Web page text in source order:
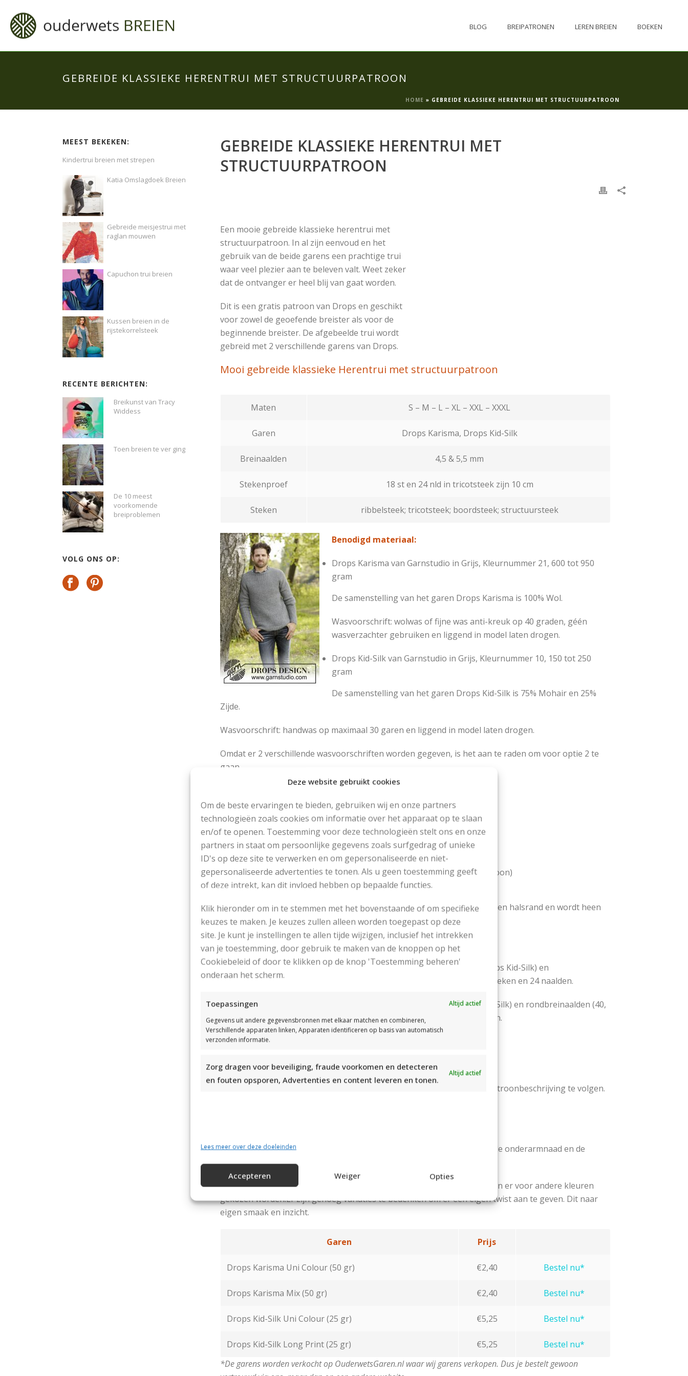
Deze website gebruikt cookies
Om de beste ervaringen te bieden, gebruiken wij en onze partners
technologieën zoals cookies om informatie over het apparaat op te slaan
en/of te openen. Toestemming voor deze technologieën stelt ons en onze
partners in staat om persoonlijke gegevens zoals surfgedrag of unieke
ID's op deze site te verwerken en om gepersonaliseerde en niet-
gepersonaliseerde advertenties te tonen. Als u geen toestemming geeft
of deze intrekt, kan dit invloed hebben op bepaalde functies.
Klik hieronder om in te stemmen met het bovenstaande of om specifieke
keuzes te maken. Je keuzes zullen alleen worden toegepast op deze
site. Je kunt je instellingen te allen tijde wijzigen, inclusief het intrekken
van je toestemming, door gebruik te maken van de knoppen op het
Cookiebeleid of door te klikken op de knop 'Toestemming beheren'
onderaan het scherm.
Toepassingen
Altijd actief
Gegevens uit andere gegevensbronnen met elkaar matchen en combineren,
Verschillende apparaten linken, Apparaten identificeren op basis van automatisch
verzonden informatie.
Zorg dragen voor beveiliging, fraude voorkomen en detecteren
en fouten opsporen, Advertenties en content leveren en tonen.
Altijd actief
Lees meer over deze doeleinden
Accepteren Weiger Opties
BLOG BREIPATRONEN LEREN BREIEN BOEKEN
GEBREIDE KLASSIEKE HERENTRUI MET STRUCTUURPATROON
HOME » GEBREIDE KLASSIEKE HERENTRUI MET STRUCTUURPATROON
GEBREIDE KLASSIEKE HERENTRUI MET
STRUCTUURPATROON
Een mooie gebreide klassieke herentrui met
structuurpatroon. In al zijn eenvoud en het
gebruik van de beide garens een prachtige trui
waar veel plezier aan te beleven valt. Weet zeker
dat de ontvanger er heel blij van gaat worden.
Dit is een gratis patroon van Drops en geschikt
voor zowel de geoefende breister als voor de
beginnende breister. De afgebeelde trui wordt
gebreid met 2 verschillende garens van Drops.
Mooi gebreide klassieke Herentrui met structuurpatroon
Maten S – M – L – XL – XXL – XXXL
Garen Drops Karisma, Drops Kid-Silk
Breinaalden 4,5 & 5,5 mm
Stekenproef 18 st en 24 nld in tricotsteek zijn 10 cm
Steken ribbelsteek; tricotsteek; boordsteek; structuursteek
Benodigd materiaal:
Drops Karisma van Garnstudio in Grijs, Kleurnummer 21, 600 tot 950
gram
De samenstelling van het garen Drops Karisma is 100% Wol.
Wasvoorschrift: wolwas of fijne was anti-kreuk op 40 graden, géén
wasverzachter gebruiken en liggend in model laten drogen.
Drops Kid-Silk van Garnstudio in Grijs, Kleurnummer 10, 150 tot 250
gram
De samenstelling van het garen Drops Kid-Silk is 75% Mohair en 25%
Zijde.
Wasvoorschrift: handwas op maximaal 30 garen en liggend in model laten drogen.
Omdat er 2 verschillende wasvoorschriften worden gegeven, is het aan te raden om voor optie 2 te
gaan.
Rondbreinaalden 60 of 80 cm, nummer 5,5
Rondbreinaalden 40, 60 of 80 cm, nummer 4,5
De gebruikte steken:
Structuursteek wordt gebreid met naalden nummer 5,5 (zie telpatroon)
Boordsteekwordt gebreid met naalden nummer 4,5
Het patroon van de trui bestaat uit een achterpand, voorpand, mouwen en halsrand en wordt heen
en weer gebreid.
Steekverhouding:
InStructuurpatroonmet 1 draad van elk garen (Drops Karisma en Drops Kid-Silk) en
rondbreinaalden (60 of 80 cm), nummer 5,5.
Proeflapje 10×10 cm is 18 steken en 24 naalden.
InBoordsteek
met 1 draad van elk garen (Drops Karisma en Drops Kid-Silk) en rondbreinaalden (40,
60 of 80 cm), nummer 4,5. Proeflapje 10×10 cm is 20 steken en 26 naalden.
Indien afwijkend, de breinaalden aanpassen.
Uitvoering:
Voor het op de juiste manier breien van dit model is het belangrijk de patroonbeschrijving te volgen.
Naai de schoudernaden dicht en de mouwen in het lijf. Naai vervolgens de onderarmnaad en de
zijnaad dicht.
Heel veel plezier met het breien van deze mooie Herentrui. Natuurlijk kan er voor andere kleuren
gekozen worden.Er zijn genoeg variaties te bedenken om er een eigen twist aan te geven. Dit naar
eigen smaak en inzicht.
Garen Prijs
Drops Karisma Uni Colour (50 gr) €2,40 Bestel nu*
Drops Karisma Mix (50 gr) €2,40 Bestel nu*
Drops Kid-Silk Uni Colour (25 gr) €5,25 Bestel nu*
Drops Kid-Silk Long Print (25 gr) €5,25
Bestel nu*
*De garens worden verkocht op OuderwetsGaren.nl waar wij garens verkopen. Dus je bestelt gewoon
MEEST BEKEKEN:
Kindertrui breien met strepen
Katia Omslagdoek Breien
Gebreide meisjestrui met
raglan mouwen
Capuchon trui breien
Kussen breien in de
rijstekorrelsteek
RECENTE BERICHTEN:
Breikunst van Tracy
Widdess
Toen breien te ver ging
De 10 meest
voorkomende
breiproblemen
VOLG ONS OP: